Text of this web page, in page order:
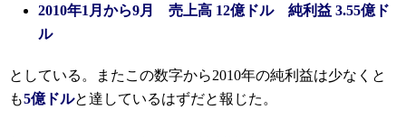
2010年1月から9月 売上高 12億ドル 純利益 3.55億ド
ル
としている。またこの数字から2010年の純利益は少なくと
も5億ドルと達しているはずだと報じた。